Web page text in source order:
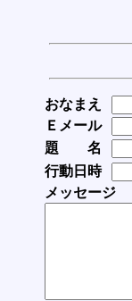
おなまえ
Ｅメール
題 名
行動日時
メッセージ